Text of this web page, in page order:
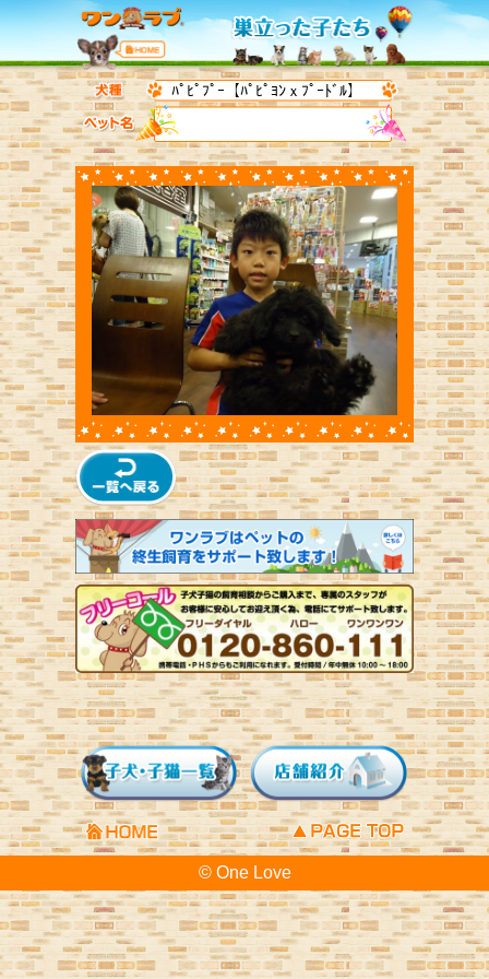
ﾊﾟﾋﾟﾌﾟｰ【ﾊﾟﾋﾟﾖﾝｘﾌﾟｰﾄﾞﾙ】
© One Love